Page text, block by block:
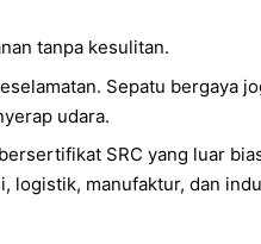
tanpa kesulitan.
Sepatu bergaya
udara.
SRC yang luar
logistik, manufaktur, dan